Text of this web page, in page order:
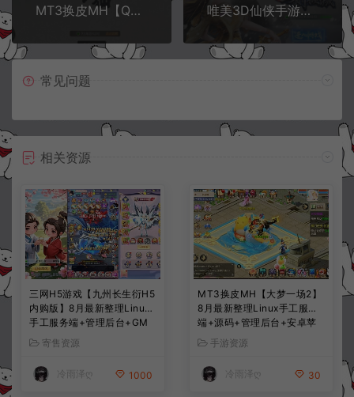
MT3换皮MH【Q版修仙西游】11月最新整理Linux手工服务端+配套源码+管理后台+GM后台+安卓苹果双端+详细搭建教程+视频教程
唯美3D仙侠手游【一剑倾城多区版】11月最新整理Linux手工服务端+本地注册验证+管理后台+GM授权后台+安卓苹果双端+详细搭建教程+视频教程
常见问题
相关资源
三网H5游戏【九州长生衍H5
内购版】8月最新整理Linux
手工服务端+管理后台+GM
授权后台+简易安卓客户端
+详细搭建教程+视频教程
寄售资源
冷雨泽ღ 1000
MT3换皮MH【大梦一场2】
8月最新整理Linux手工服务
端+源码+管理后台+安卓苹
果双端+详细搭建教程+视频
教程
手游资源
冷雨泽ღ 30